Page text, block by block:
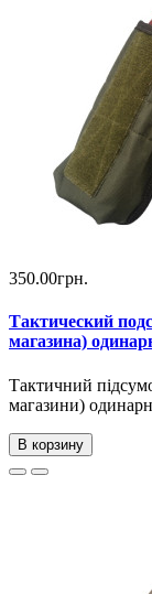
350.00грн.
Тактический
магазина)
Тактичний
магазини)
В корзину